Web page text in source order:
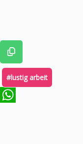
#lustig arbeit